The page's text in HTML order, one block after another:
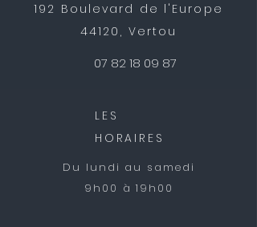
192 Boulevard de l'Europe
44120, Vertou
07 82 18 09 87
LES
HORAIRES
Du lundi au samedi
9h00 à 19h00